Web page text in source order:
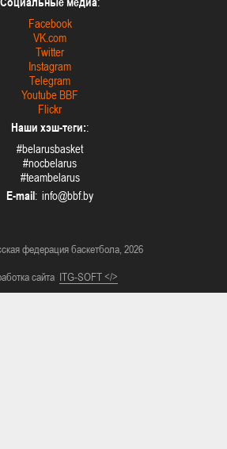
Facebook
VK.com
Twitter
Instagram
Telegram
Youtube BBF
Flickr
Наши хэш-теги::
#belarusbasket
#nocbelarus
#teambelarus
E-mail:
федерация баскетбола, 2026
сайта ITG-SOFT </>